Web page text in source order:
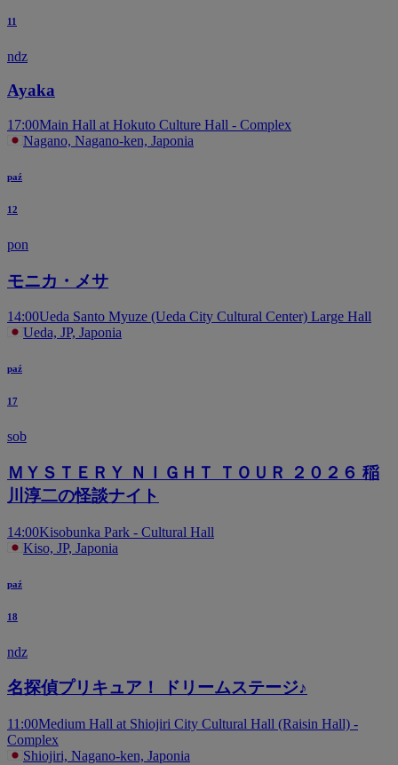
11
ndz
Ayaka
17:00Main Hall at Hokuto Culture Hall - Complex
Nagano, Nagano-ken, Japonia
paź
12
pon
モニカ・メサ
14:00Ueda Santo Myuze (Ueda City Cultural Center) Large Hall
Ueda, JP, Japonia
paź
17
sob
ＭＹＳＴＥＲＹ ＮＩＧＨＴ ＴＯＵＲ ２０２６ 稲
川淳二の怪談ナイト
14:00Kisobunka Park - Cultural Hall
Kiso, JP, Japonia
paź
18
ndz
名探偵プリキュア！ ドリームステージ♪
11:00Medium Hall at Shiojiri City Cultural Hall (Raisin Hall) -
Complex
Shiojiri, Nagano-ken, Japonia